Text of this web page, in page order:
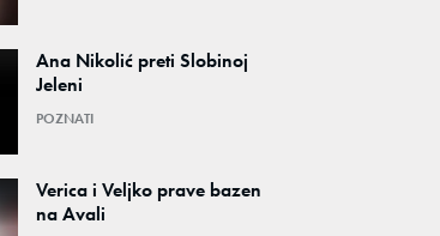
Ana Nikolić preti Slobinoj
Jeleni
POZNATI
Verica i Veljko prave bazen
na Avali